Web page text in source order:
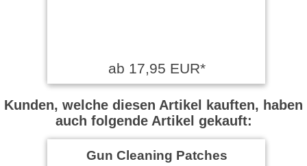
ab 17,95 EUR*
Kunden, welche diesen Artikel kauften, haben
auch folgende Artikel gekauft:
Gun Cleaning Patches